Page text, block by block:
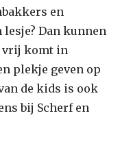
en
Dan kunnen
vrij komt in
plekje geven op
de kids is ook
bij Scherf en